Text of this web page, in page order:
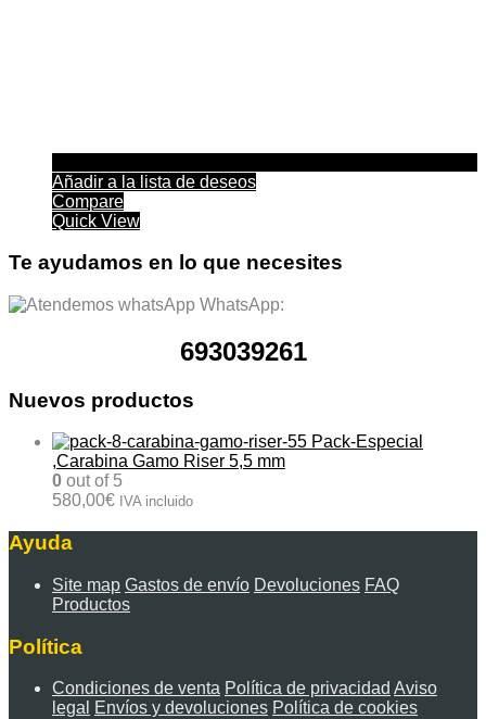
Añadir a la lista de deseos
Compare
Quick View
Te ayudamos en lo que necesites
WhatsApp:
693039261
Nuevos productos
Pack-Especial
,Carabina Gamo Riser 5,5 mm
0 out of 5
580,00€ IVA incluido
Ayuda
Site map Gastos de envío Devoluciones FAQ
Productos
Política
Condiciones de venta Política de privacidad Aviso
legal
Envíos y devoluciones Política de cookies